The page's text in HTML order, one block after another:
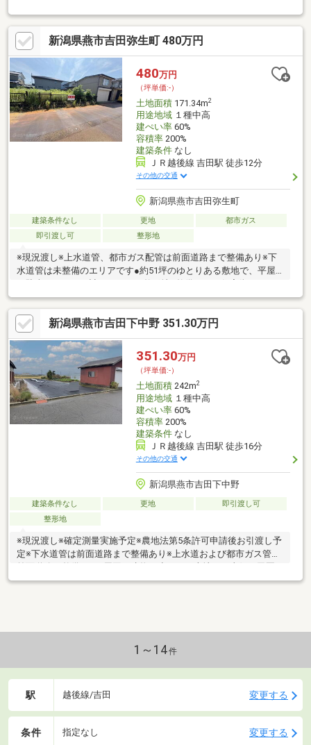
ん。・区画④、⑤については、契約後に農地転用の手続きを行
います。 また、買主様負担にて地目変更登記のお手続きが必要
です。・区画③、④、⑤の敷地内には東北電力の電柱と支線が
設置されています。・近隣での脱穀機の使用により、ちりが舞う
可能性があります。
新潟県燕市吉田弥生町 480万円
480万円
（坪単価:-）
土地面積171.34m2
用途地域１種中高
建ぺい率60%
容積率200%
建築条件なし
ＪＲ越後線 吉田駅 徒歩12分
その他の交通
新潟県燕市吉田弥生町
建築条件なし 更地
都市ガス
即引渡し可
整形地
※現況渡し※上水道管、都市ガス配管は前面道路まで整備あり※下
水道管は未整備のエリアです●約51坪のゆとりある敷地で、平屋
角。幹線道路や国道から離れ、静かな住環境●前面道路は消雪パ
イプ完備の幅員約6ｍの公道●徒歩3分「吉田小学校」エリア小学
校の向かいに保育園があり、子育てファミリーも安心の住環境！
●毎日のお買物は車約3分「スーパーマルイ」が便利周辺にコンビ
ニ、ドラッグストア、医療機関が充実●徒歩12分「ＪＲ吉田駅」
からは新潟駅方面（越後線）、弥彦駅方面・燕三条駅方面（弥彦
線）の2沿線が利用可能
新潟県燕市吉田下中野 351.30万円
351.30万円
（坪単価:-）
土地面積242m2
用途地域１種中高
建ぺい率60%
容積率200%
建築条件なし
ＪＲ越後線 吉田駅 徒歩16分
その他の交通
新潟県燕市吉田下中野
建築条件なし 更地
即引渡し可
整形地
※現況渡し※確定測量実施予定※農地法第5条許可申請後お引渡し予
定※下水道管は前面道路まで整備あり※上水道および都市ガス管は
前面道路に整備なし●周囲は建物が少なく、本地より東側は田園
風景が広がり眺望良好●ゆとりのある約73坪。平屋住宅やガレー
ホームセンター等複数店舗が利用可能●燕三条駅までは車約20分
程度・国道289号線にもアクセスがよく三条エリアへのお出か
1～14件
駅 越後線/吉田 変更する
条件 指定なし 変更する